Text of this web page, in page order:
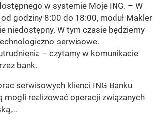
w systemie Moje ING. – W
godziny 8:00 do 18:00, moduł Makler
niedostępny. W tym czasie będziemy
serwisowe.
– czytamy w komunikacie
bank.
serwisowych klienci ING Banku
mogli realizować operacji związanych